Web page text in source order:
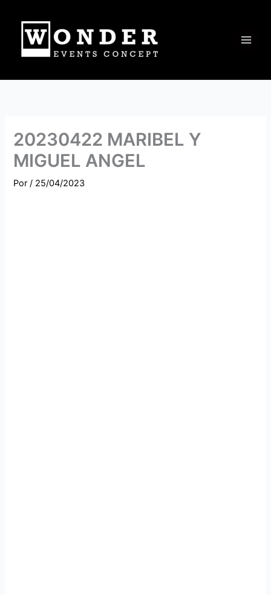
contenido
20230422 MARIBEL Y
MIGUEL ANGEL
Por/ 25/04/2023